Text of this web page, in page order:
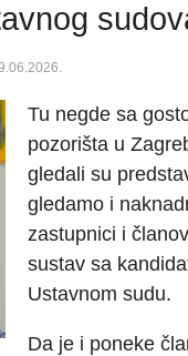
Tu negde sa
pozorišta u
gledali su
gledamo i
zastupnici i
sustav sa
Ustavnom sudu.
Da je i poneke